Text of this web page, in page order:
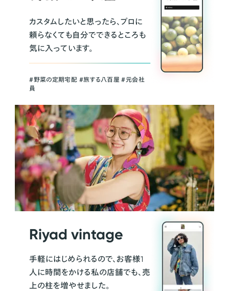
カスタムしたいと思ったら、プロに
頼らなくても自分でできるところも
気に入っています。
＃野菜の定期宅配 ＃旅する八百屋 ＃元会社
員
Riyad vintage
手軽にはじめられるので、お客様1
人に時間をかける私の店舗でも、売
上の柱を増やせました。